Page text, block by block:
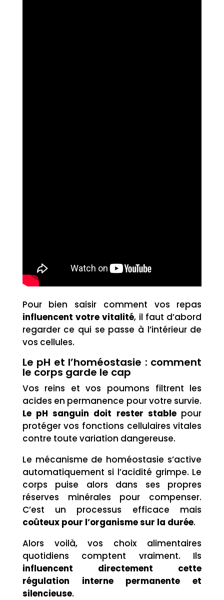
Pour bien saisir comment vos repas
influencent votre vitalité, il faut d’abord
regarder ce qui se passe à l’intérieur de
vos cellules.
Le pH et l’homéostasie : comment
le corps garde le cap
Vos reins et vos poumons filtrent les
acides en permanence pour votre survie.
Le pH sanguin doit rester stablepour
protéger vos fonctions cellulaires vitales
contre toute variation dangereuse.
Le mécanisme de homéostasie s’active
automatiquement si l’acidité grimpe. Le
corps puise alors dans ses propres
réserves minérales pour compenser.
C’est un processus efficace mais
coûteux pour l’organisme sur la durée.
Alors voilà, vos choix alimentaires
quotidiens comptent vraiment. Ils
influencent directement cette
régulation interne permanente et
silencieuse.